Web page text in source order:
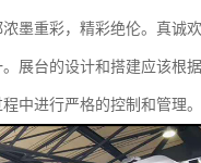
墨重彩，精彩绝伦。真诚
展台的设计和搭建应该根
中进行严格的控制和管理。